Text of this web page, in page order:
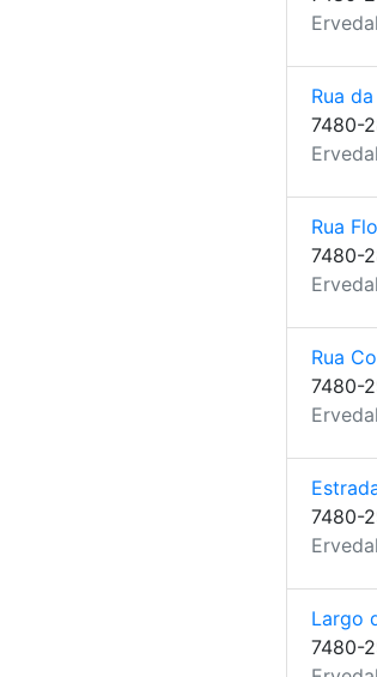
Rua
7480-
Rua
7480-
Rua
7480-
7480-
Largo
7480-